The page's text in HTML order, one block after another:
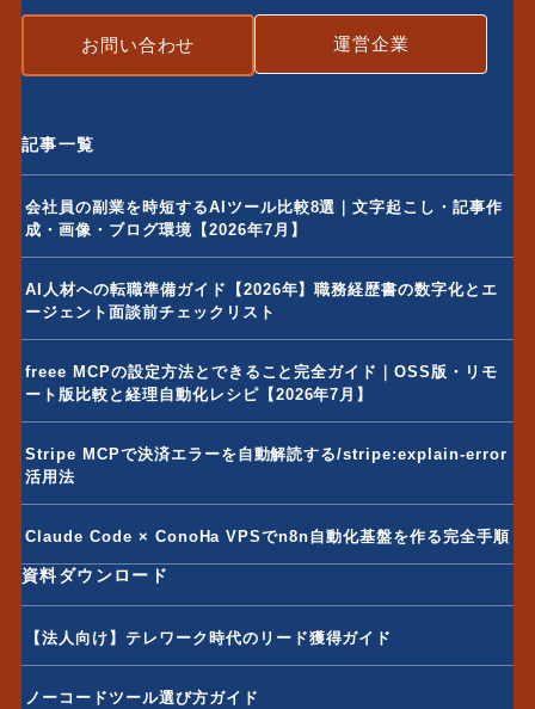
お問い合わせ 運営企業
記事一覧
会社員の副業を時短するAIツール比較8選｜文字起こし・記事作
成・画像・ブログ環境【2026年7月】
AI人材への転職準備ガイド【2026年】職務経歴書の数字化とエ
ージェント面談前チェックリスト
freee MCPの設定方法とできること完全ガイド｜OSS版・リモ
ート版比較と経理自動化レシピ【2026年7月】
Stripe MCPで決済エラーを自動解読する/stripe:explain-error
活用法
Claude Code × ConoHa VPSでn8n自動化基盤を作る完全手順
資料ダウンロード
【法人向け】テレワーク時代のリード獲得ガイド
ノーコードツール選び方ガイド